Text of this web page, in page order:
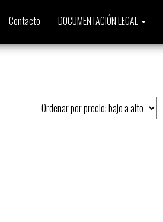
Contacto DOCUMENTACIÓN LEGAL